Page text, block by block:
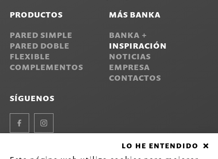
PRODUCTOS
PARED SIMPLE
PARED DOBLE
FLEXIBLE
COMPLEMENTOS
MÁS BANKA
BANKA +
INSPIRACIÓN
NOTICIAS
EMPRESA
CONTACTOS
SÍGUENOS
FacebookInstagram
LO HE ENTENDIDO